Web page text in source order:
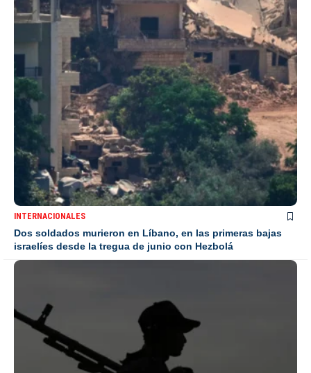
INTERNACIONALES
Dos soldados murieron en Líbano, en las primeras bajas
israelíes desde la tregua de junio con Hezbolá